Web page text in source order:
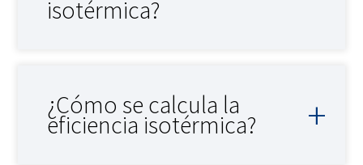
isotérmica?
¿Cómo se calcula la
eficiencia isotérmica?